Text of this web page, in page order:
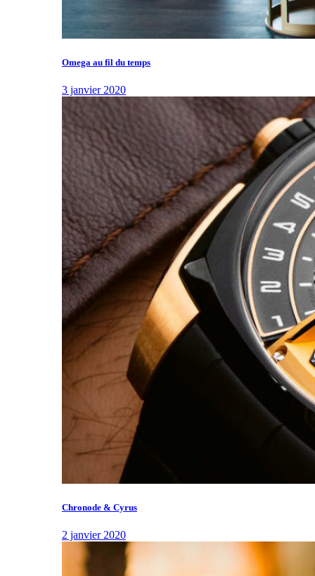
Omega au fil du temps
3 janvier 2020
Chronode & Cyrus
2 janvier 2020